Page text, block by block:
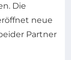
Die
neue
Partner